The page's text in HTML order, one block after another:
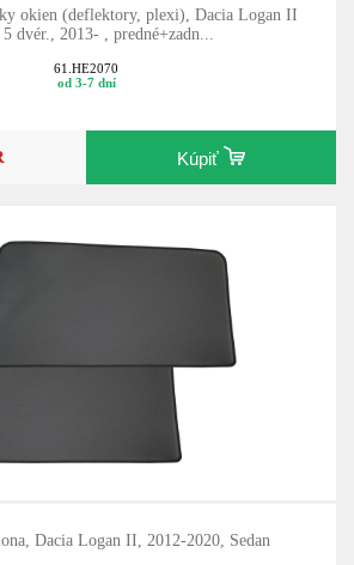
okien (deflektory, plexi), Dacia Logan II
dvér., 2013- , predné+zadn...
61.HE2070
od 3-7 dní
Kúpiť
Dacia Logan II, 2012-2020, Sedan